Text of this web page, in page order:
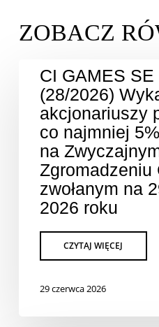
CI GAMES SE
(28/2026)
akcjonariuszy
co najmniej
na
Zgromadzeniu
zwołanym na
2026 roku
29 czerwca 2026